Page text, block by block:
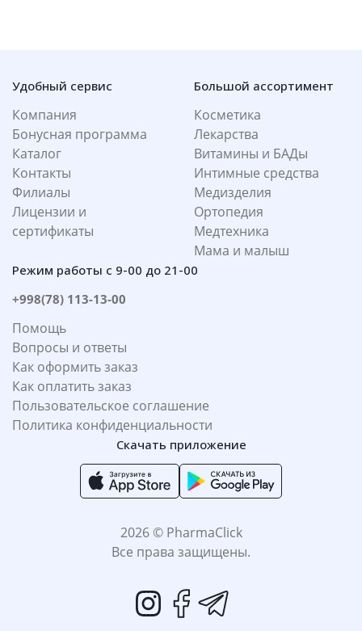
Удобный сервис
Компания
Бонусная программа
Каталог
Контакты
Филиалы
Лицензии и
сертификаты
Большой ассортимент
Косметика
Лекарства
Витамины и БАДы
Интимные средства
Медизделия
Ортопедия
Медтехника
Мама и малыш
Режим работы с 9-00 до 21-00
+998(78) 113-13-00
Помощь
Вопросы и ответы
Как оформить заказ
Как оплатить заказ
Пользовательское соглашение
Политика конфиденциальности
Скачать приложение
2026 © PharmaClick
Все права защищены.